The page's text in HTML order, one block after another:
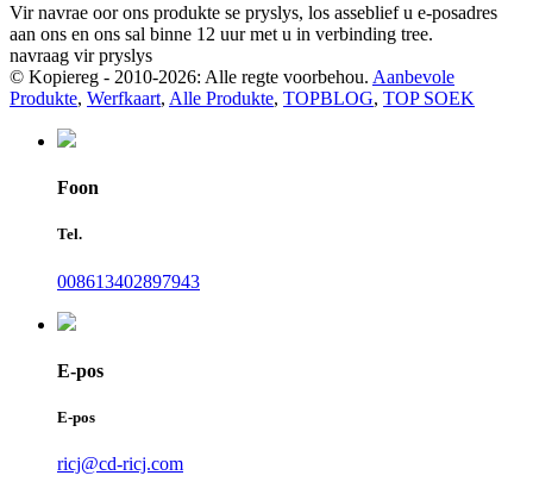
Vir navrae oor ons produkte se pryslys, los asseblief u e-posadres
aan ons en ons sal binne 12 uur met u in verbinding tree.
navraag vir pryslys
© Kopiereg - 2010-2026: Alle regte voorbehou. Aanbevole
Produkte, Werfkaart, Alle Produkte, TOPBLOG, TOP SOEK
Foon
Tel.
008613402897943
E-pos
E-pos
ricj@cd-ricj.com